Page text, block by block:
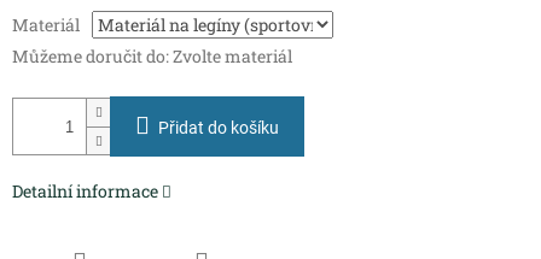
cena:
Materiál
Můžeme doručit do:Zvolte materiál
Přidat do košíku
Detailní informace